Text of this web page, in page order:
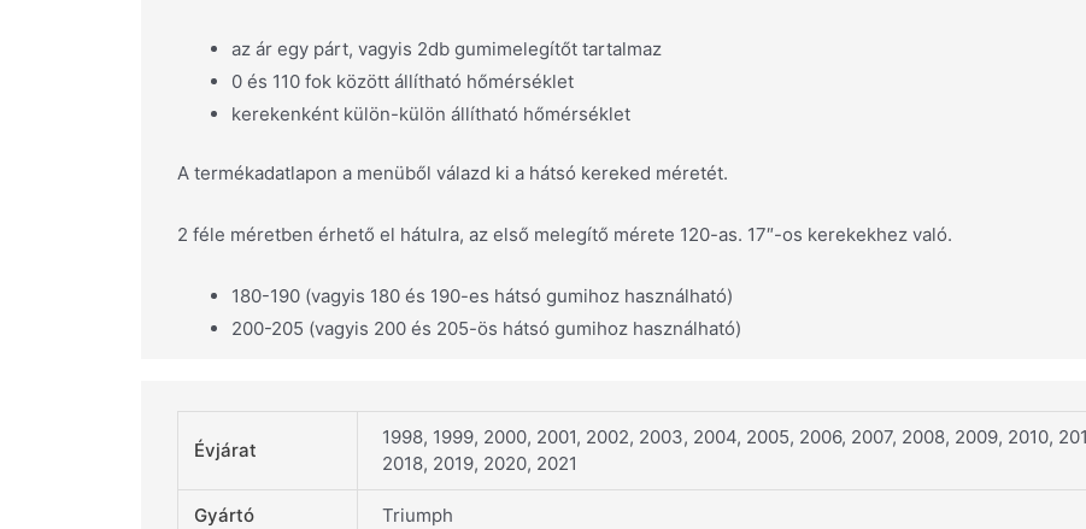
az ár egy párt, vagyis 2db gumimelegítőt tartalmaz
0 és 110 fok között állítható hőmérséklet
kerekenként külön-külön állítható hőmérséklet
A termékadatlapon a menüből válazd ki a hátsó kereked méretét.
2 féle méretben érhető el hátulra, az első melegítő mérete 120-as. 17″-os kerekekhez való.
180-190 (vagyis 180 és 190-es hátsó gumihoz használható)
200-205 (vagyis 200 és 205-ös hátsó gumihoz használható)
Évjárat
1998, 1999, 2000, 2001, 2002, 2003, 2004, 2005, 2006, 2007, 2008, 2009, 2010,
2018, 2019, 2020, 2021
Gyártó Triumph